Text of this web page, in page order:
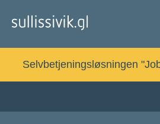
Selvbetjeningsløsningen